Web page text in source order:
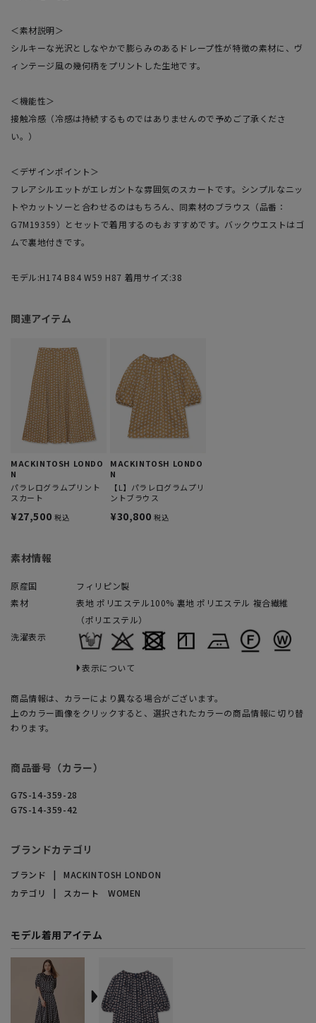
＜素材説明＞
シルキーな光沢としなやかで膨らみのあるドレープ性が特徴の素材に、ヴ
ィンテージ風の幾何柄をプリントした生地です。
＜機能性＞
接触冷感（冷感は持続するものではありませんので予めご了承くださ
い。）
＜デザインポイント＞
フレアシルエットがエレガントな雰囲気のスカートです。シンプルなニッ
トやカットソーと合わせるのはもちろん、同素材のブラウス（品番：
G7M19359）とセットで着用するのもおすすめです。バックウエストはゴ
ムで裏地付きです。
モデル:H174 B84 W59 H87 着用サイズ:38
関連アイテム
MACKINTOSH LONDO
N
パラレログラムプリント
スカート
¥27,500 税込
MACKINTOSH LONDO
N
【L】パラレログラムプリ
ントブラウス
¥30,800 税込
素材情報
原産国
フィリピン製
素材
表地 ポリエステル100% 裏地 ポリエステル 複合繊維
（ポリエステル）
洗濯表示
表示について
商品情報は、カラーにより異なる場合がございます。
上のカラー画像をクリックすると、選択されたカラーの商品情報に切り替
わります。
商品番号（カラー）
G7S-14-359-28
G7S-14-359-42
ブランドカテゴリ
ブランド
MACKINTOSH LONDON
カテゴリ
スカート WOMEN
モデル着用アイテム